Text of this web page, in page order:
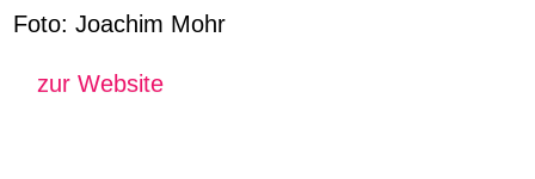
Foto: Joachim Mohr
zur Website